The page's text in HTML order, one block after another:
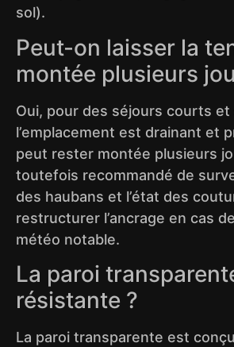
sol).
Peut-on laisser la
montée plusieurs
Oui, pour des séjours courts et
l’emplacement est drainant et
peut rester montée plusieurs
toutefois recommandé de
des haubans et l’état des
restructurer l’ancrage en cas
météo notable.
La paroi
résistante ?
La paroi transparente est